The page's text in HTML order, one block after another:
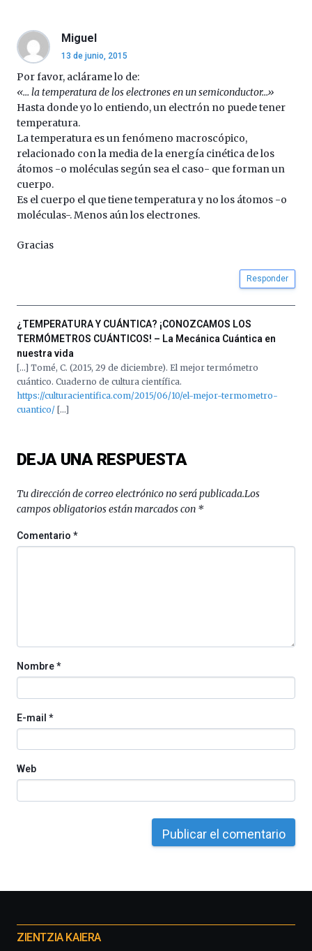
4
de
octubre.
organizada
por
la
Cátedra…
Miguel
13 de junio, 2015
Por favor, aclárame lo de:
«… la temperatura de los electrones en un semiconductor…»
Hasta donde yo lo entiendo, un electrón no puede tener
temperatura.
La temperatura es un fenómeno macroscópico,
relacionado con la media de la energía cinética de los
átomos -o moléculas según sea el caso- que forman un
cuerpo.
Es el cuerpo el que tiene temperatura y no los átomos -o
moléculas-. Menos aún los electrones.
Gracias
Responder
¿TEMPERATURA Y CUÁNTICA? ¡CONOZCAMOS LOS
TERMÓMETROS CUÁNTICOS! – La Mecánica Cuántica en
nuestra vida
[…] Tomé, C. (2015, 29 de diciembre). El mejor termómetro
cuántico. Cuaderno de cultura científica.
https://culturacientifica.com/2015/06/10/el-mejor-termometro-
cuantico/ […]
DEJA UNA RESPUESTA
Tu dirección de correo electrónico no será publicada.Los
campos obligatorios están marcados con *
Comentario*
Nombre*
E-mail *
Web
proyectos
ZIENTZIA KAIERA